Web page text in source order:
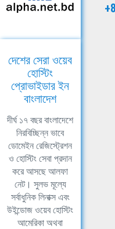
দেশের সেরা ওয়েব
হোস্টিং
প্রোভাইডার ইন
বাংলাদেশ
দীর্ঘ ১৭ বছর বাংলাদেশে
নিরবিচ্ছিন্ন ভাবে
ডোমেইন রেজিস্ট্রেশন
ও হোস্টিং সেবা প্রদান
করে আসছে আলফা
নেট। সুলভ মূল্যে
সর্বাধুনিক লিনাক্স এবং
উইন্ডোজ ওয়েব হোস্টিং
আমেরিকা অথবা